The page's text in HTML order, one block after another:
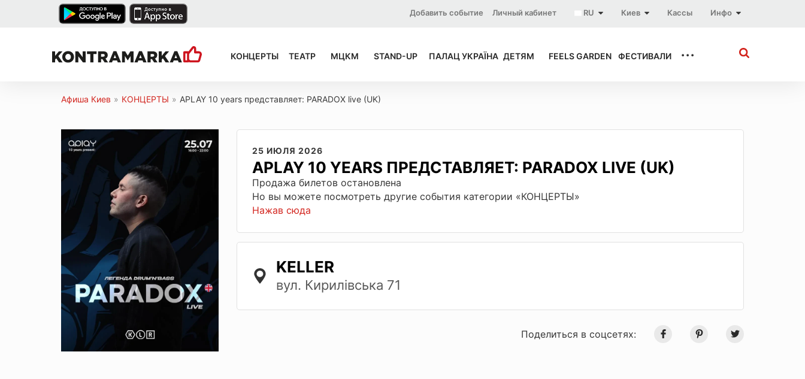
Инфо
Кассы
Киев
RU
Личный кабинет
Добавить событие
КОНЦЕРТЫ ТЕАТР МЦКМ STAND-UP ПАЛАЦ УКРАЇНА ДЕТЯМ FEELS GARDEN ФЕСТИВАЛИ ...
Афиша Киев » КОНЦЕРТЫ » APLAY 10 years представляет: PARADOX live (UK)
25 ИЮЛЯ 2026
APLAY 10 YEARS ПРЕДСТАВЛЯЕТ: PARADOX LIVE (UK)
Продажа билетов остановлена
Но вы можете посмотреть другие события категории «КОНЦЕРТЫ»
Нажав сюда
KELLER
вул. Кирилівська 71
Поделиться в соцсетях: